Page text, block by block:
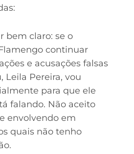
bem claro: se o
continuar
e acusações falsas
Leila Pereira, vou
para que ele
falando. Não aceito
envolvendo em
quais não tenho